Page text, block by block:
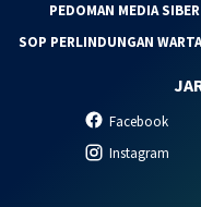
PEDOMAN MEDIA SIBER
SOP PERLINDUNGAN
Facebook
Instagram